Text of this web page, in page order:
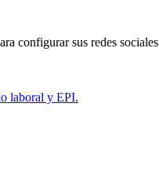
configurar sus redes sociales